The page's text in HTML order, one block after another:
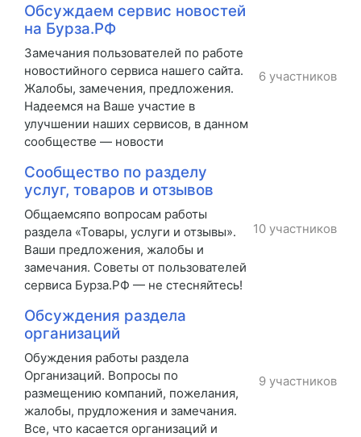
Обсуждаем сервис новостей
на Бурза.РФ
Замечания пользователей по работе
новостийного сервиса нашего сайта.
Жалобы, замечения, предложения.
Надеемся на Ваше участие в
улучшении наших сервисов, в данном
сообществе — новости
6 участников
Сообщество по разделу
услуг, товаров и отзывов
Общаемсяпо вопросам работы
раздела «Товары, услуги и отзывы».
Ваши предложения, жалобы и
замечания. Советы от пользователей
сервиса Бурза.РФ — не стесняйтесь!
10 участников
Обсуждения раздела
организаций
Обуждения работы раздела
Организаций. Вопросы по
размещению компаний, пожелания,
жалобы, прудложения и замечания.
Все, что касается организаций и
9 участников